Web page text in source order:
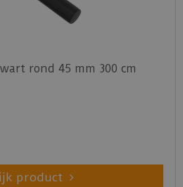
rond 45 mm 300 cm
product